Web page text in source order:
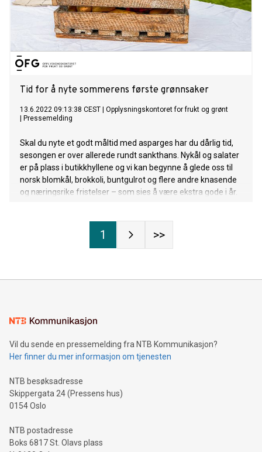
Tid for å nyte sommerens første grønnsaker
13.6.2022 09:13:38 CEST
Opplysningskontoret for frukt og grønt
Pressemelding
Skal du nyte et godt måltid med asparges har du dårlig tid,
sesongen er over allerede rundt sankthans. Nykål og salater
er på plass i butikkhyllene og vi kan begynne å glede oss til
norsk blomkål, brokkoli, buntgulrot og flere andre knasende
og næringsrike fristelser – som sies å være ekstra gode i år.
1 >>
Vil du sende en pressemelding fra NTB Kommunikasjon?
Her finner du mer informasjon om tjenesten
NTB besøksadresse
Skippergata 24 (Pressens hus)
0154 Oslo
NTB postadresse
Boks 6817 St. Olavs plass